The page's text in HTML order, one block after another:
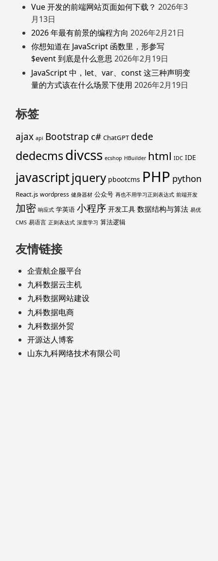
Vue 开发的前端网站页面如何下载？ 2026年3
月13日
2026 年最有前景的编程方向 2026年2月21日
你想知道在 JavaScript 函数里，形参写
$event 到底是什么意思2026年2月19日
JavaScript 中，let、var、const 这三种声明变
量的方式该在什么场景下使用 2026年2月19日
标签
ajax api Bootstrap c# ChatGPT dede
dedecmsdivcss ecshop HBuilder html IDC IDE
javascriptjquery pbootcms PHP python
React.js wordpress 健身器材 公众号 再也不用学习正则表达式 前端开发
加密 响应式 学英语 小程序 开发工具 数据结构与算法 易优
CMS 易语言 正则表达式 深度学习 算法逻辑
友情链接
企壹航企服平台
九科数据云主机
九科数据网站建设
九科数据电商
九科数据外贸
开源达人博客
山东九科网络技术有限公司